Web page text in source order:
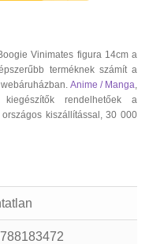
Vinimates figura 14cm a
terméknek számít a
Anime / Manga
rendelhetőek a
kiszállítással, 30 000